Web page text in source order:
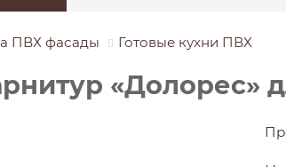
ПВХ фасады Готовые кухни ПВХ
«Долорес»